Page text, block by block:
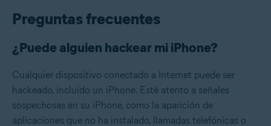
Preguntas frecuentes
¿Puede alguien hackear mi iPhone?
Cualquier dispositivo conectado a Internet puede ser
hackeado, incluido un iPhone. Esté atento a señales
sospechosas en su iPhone, como la aparición de
aplicaciones que no ha instalado, llamadas telefónicas o